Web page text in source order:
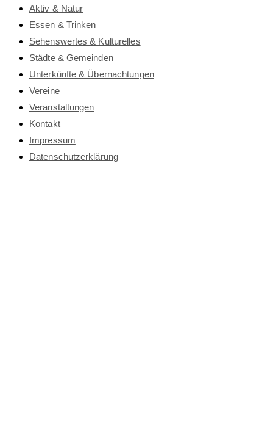
Aktiv & Natur
Essen & Trinken
Sehenswertes & Kulturelles
Städte & Gemeinden
Unterkünfte & Übernachtungen
Vereine
Veranstaltungen
Kontakt
Impressum
Datenschutz­erklärung